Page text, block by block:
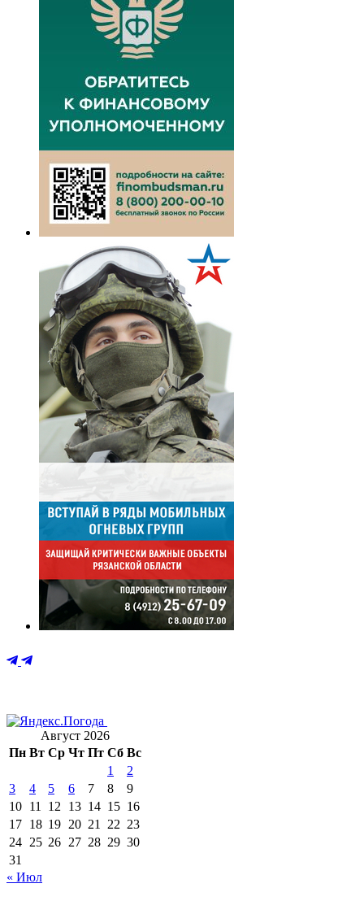
Август 2026
Пн Вт Ср Чт Пт Сб Вс
1
2
3
4 5 6 7 8
9
10 11 12 13 14 15 16
17 18 19 20 21 22 23
24 25 26 27 28 29 30
31
« Июл